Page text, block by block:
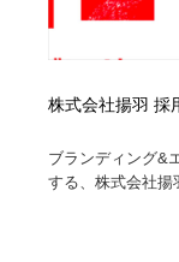
株式会社揚羽 採
ブランディング&
する、株式会社揚